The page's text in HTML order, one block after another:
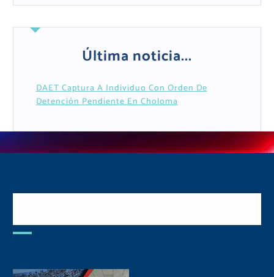
Última noticia...
DAET Captura A Individuo Con Orden De
Detención Pendiente En Choloma